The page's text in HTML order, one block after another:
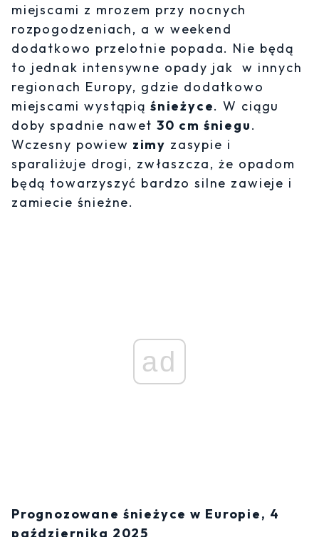
miejscami z mrozem przy nocnych
rozpogodzeniach, a w weekend
dodatkowo przelotnie popada. Nie będą
to jednak intensywne opady jak w innych
regionach Europy, gdzie dodatkowo
miejscami wystąpią śnieżyce. W ciągu
doby spadnie nawet30 cm śniegu.
Wczesny powiew zimy zasypie i
sparaliżuje drogi, zwłaszcza, że opadom
będą towarzyszyć bardzo silne zawieje i
zamiecie śnieżne.
ad
Prognozowane śnieżyce w Europie, 4
października 2025